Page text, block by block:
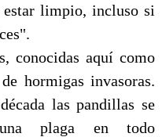
estar limpio, incluso si
conocidas aquí como
hormigas invasoras.
las pandillas se
plaga en todo